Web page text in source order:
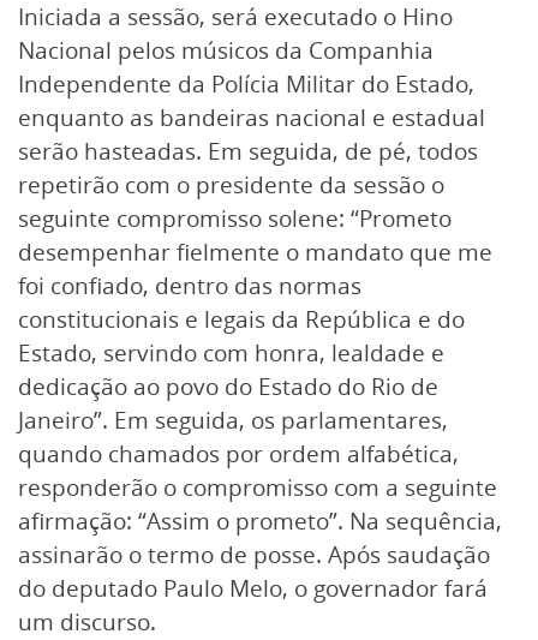
Iniciada a sessão, será executado o Hino
Nacional pelos músicos da Companhia
Independente da Polícia Militar do Estado,
enquanto as bandeiras nacional e estadual
serão hasteadas. Em seguida, de pé, todos
repetirão com o presidente da sessão o
seguinte compromisso solene: “Prometo
desempenhar fielmente o mandato que me
foi confiado, dentro das normas
constitucionais e legais da República e do
Estado, servindo com honra, lealdade e
dedicação ao povo do Estado do Rio de
Janeiro”. Em seguida, os parlamentares,
quando chamados por ordem alfabética,
responderão o compromisso com a seguinte
afirmação: “Assim o prometo”. Na sequência,
assinarão o termo de posse. Após saudação
do deputado Paulo Melo, o governador fará
um discurso.